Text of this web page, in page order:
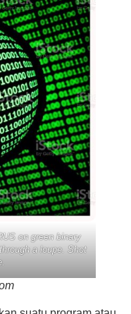
on green binary
a loupe. Shot